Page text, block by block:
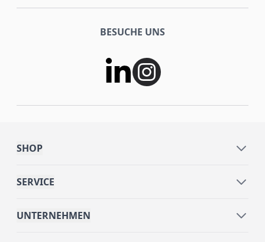
BESUCHE UNS
SHOP
SERVICE
UNTERNEHMEN